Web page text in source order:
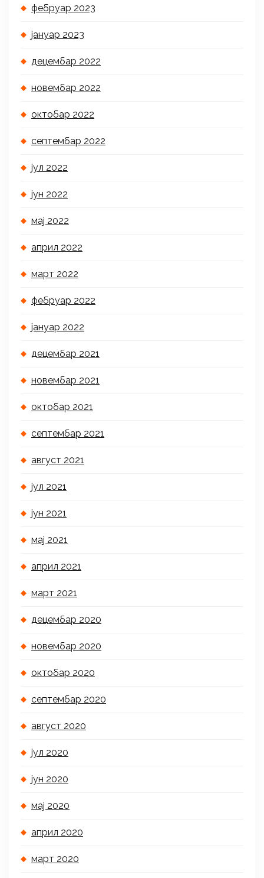
фебруар 2023
јануар 2023
децембар 2022
новембар 2022
октобар 2022
септембар 2022
јул 2022
јун 2022
мај 2022
април 2022
март 2022
фебруар 2022
јануар 2022
децембар 2021
новембар 2021
октобар 2021
септембар 2021
август 2021
јул 2021
јун 2021
мај 2021
април 2021
март 2021
децембар 2020
новембар 2020
октобар 2020
септембар 2020
август 2020
јул 2020
јун 2020
мај 2020
април 2020
март 2020